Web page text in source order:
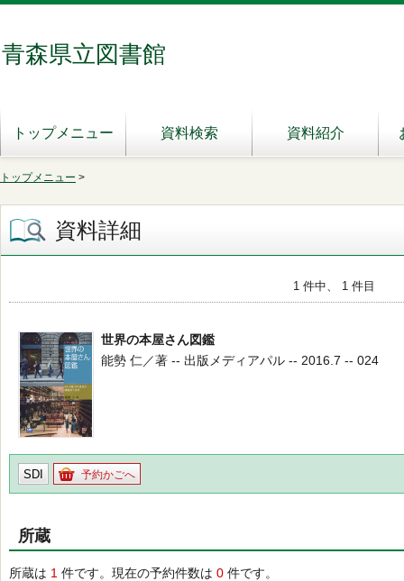
青森県立図書館
トップメニュー 資料検索 資料紹介
トップメニュー >
資料詳細
1 件中、 1 件目
世界の本屋さん図鑑
能勢 仁／著 -- 出版メディアパル -- 2016.7 -- 024
SDI 予約かごへ
所蔵
所蔵は 1 件です。現在の予約件数は 0 件です。